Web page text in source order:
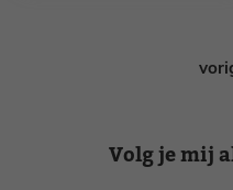
Volg je mij